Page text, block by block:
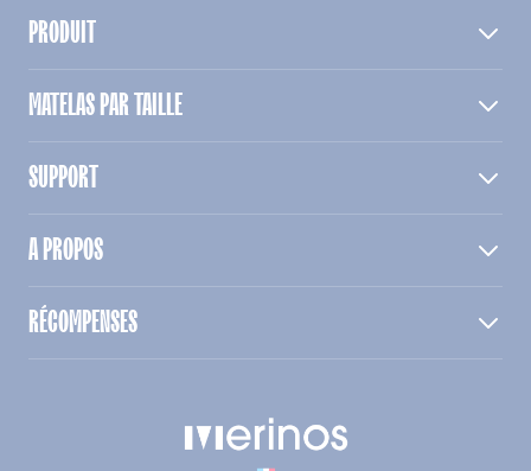
PRODUIT
MATELAS PAR TAILLE
SUPPORT
A PROPOS
RÉCOMPENSES